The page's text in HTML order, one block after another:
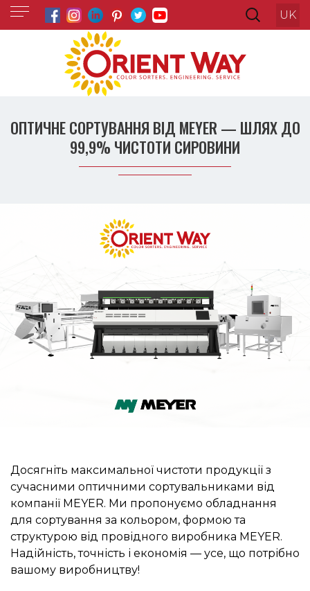
UK
ОПТИЧНЕ СОРТУВАННЯ ВІД MEYER — ШЛЯХ ДО
99,9% ЧИСТОТИ СИРОВИНИ
Досягніть максимальної чистоти продукції з
сучасними оптичними сортувальниками від
компанії MEYER. Ми пропонуємо обладнання
для сортування за кольором, формою та
структурою від провідного виробника MEYER.
Надійність, точність і економія — усе, що потрібно
вашому виробництву!